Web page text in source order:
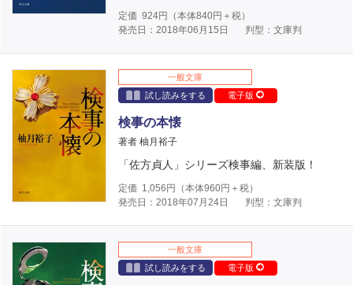
定価 924円（本体840円＋税）
発売日：2018年06月15日
判型：文庫判
一般文庫
試し読みをする
電子版
検事の本懐
著者 柚月裕子
「佐方貞人」シリーズ検事編、新装版！
定価 1,056 円（本体960円＋税）
発売日：2018年07月24日
判型：文庫判
一般文庫
試し読みをする
電子版